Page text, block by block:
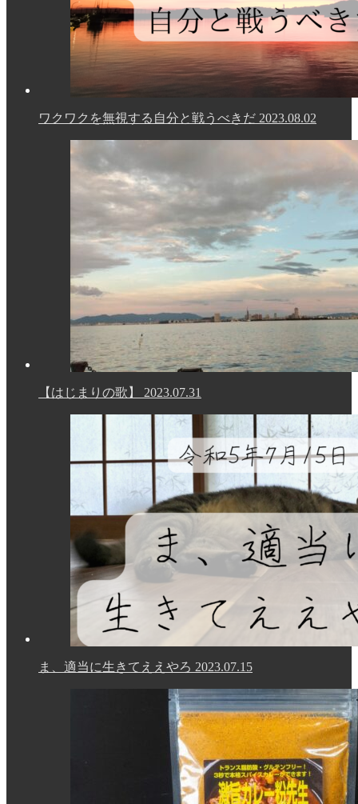
ワクワクを無視する自分と戦うべきだ 2023.08.02
【はじまりの歌】 2023.07.31
ま、適当に生きてええやろ 2023.07.15